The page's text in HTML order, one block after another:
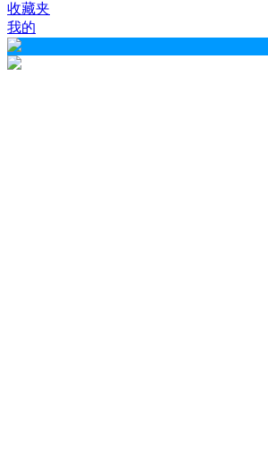
收藏夹
我的